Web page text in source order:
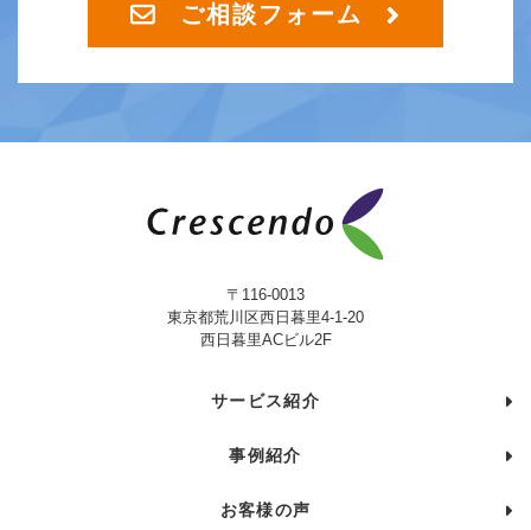
ご相談フォーム
〒116-0013
東京都荒川区西日暮里4-1-20
西日暮里ACビル2F
サービス紹介
事例紹介
お客様の声